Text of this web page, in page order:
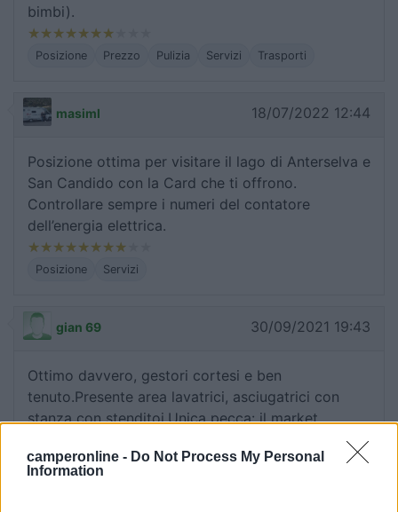
camperonline - Do Not Process My Personal
Information
bimbi).
Posizione Prezzo Pulizia Servizi Trasporti
masiml 18/07/2022 12:44
Posizione ottima per visitare il lago di Anterselva e
San Candido con la Card che ti offrono.
Controllare sempre i numeri del contatore
dell’energia elettrica.
Posizione Servizi
gian 69 30/09/2021 19:43
Ottimo davvero, gestori cortesi e ben
tenuto.Presente area lavatrici, asciugatrici con
stanza con stenditoi.Unica pecca: il market
praticamente inesistente.In compenso, pane caldo
e brioches tutte le mattine.